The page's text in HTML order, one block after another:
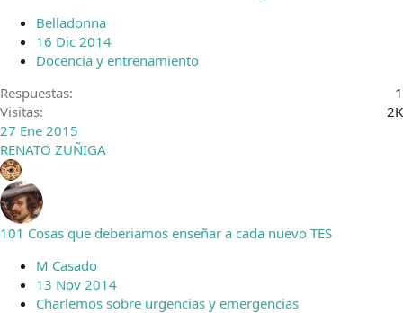
Belladonna
16 Dic 2014
Docencia y entrenamiento
Respuestas
1
Visitas
2K
27 Ene 2015
RENATO ZUÑIGA
101 Cosas que deberiamos enseñar a cada nuevo TES
M Casado
13 Nov 2014
Charlemos sobre urgencias y emergencias